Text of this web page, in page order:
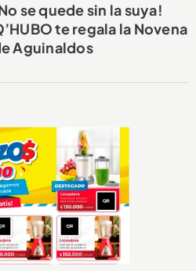
se quede sin la suya!
te regala la Novena
Aguinaldos